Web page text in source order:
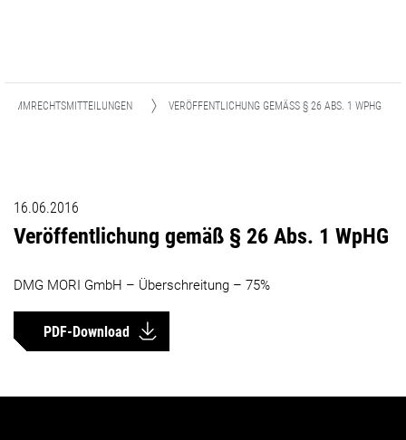
STIMMRECHTSMITTEILUNGEN VERÖFFENTLICHUNG GEMÄSS § 26 ABS. 1 WPHG
16.06.2016
Veröffentlichung gemäß § 26 Abs. 1 WpHG
DMG MORI GmbH – Überschreitung – 75%
PDF-Download